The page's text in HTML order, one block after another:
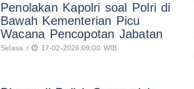
Penolakan Kapolri soal Polri di
Bawah Kementerian Picu
Wacana Pencopotan Jabatan
Selasa / 17-02-2026,09:00 WIB